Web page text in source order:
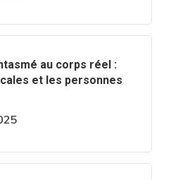
au corps réel :
et les personnes